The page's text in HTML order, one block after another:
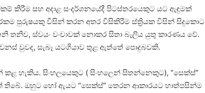
කිරීම සහ අදාළ සංදර්ශනයේදී පිටස්තරයෙකුට යට ඇඳුමක්
පුරුෂයකු විසින් කරන අතර විසිකිරීම ස්ත්‍රියක විසින් සිදුකොට
තනිව, ස්වයං වංචාවක් නොකර සිතා බැලිය යුතු කාරණය වේ.
වුවද, සැබෑ යටගියාව තුළ ඇත්තේ පොදුබවකි.
හැකිය. සිංහලයෙකුට ( සිංහලෙන් සිතන්නෙකුට), “සෙක්ස්”
තිබේ. ඔහුට හෝ ඇයට “සෙක්ස්” තෙරන ආකාරයට හාත්පසින්ම